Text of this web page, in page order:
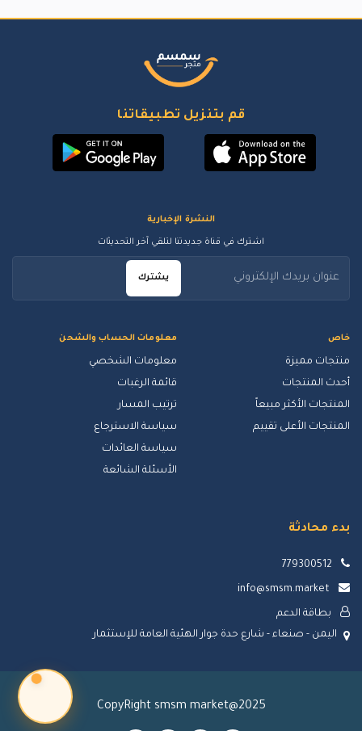
قم بتنزيل تطبيقاتنا
خاص
منتجات مميزة
أحدث المنتجات
المنتجات الأكثر مبيعاً
المنتجات الأعلى تقييم
معلومات الحساب والشحن
معلومات الشخصي
قائمة الرغبات
ترتيب المسار
سياسة الاسترجاع
سياسة العائدات
الأسئلة الشائعة
النشرة الإخبارية
اشترك في قناة جديدتنا لتلقي آخر التحديثات
يشترك
بدء محادثة
779300512
info@smsm.market
بطاقة الدعم
اليمن - صنعاء - شارع حدة جوار الهئية العامة للإستثمار
CopyRight smsm market@2025